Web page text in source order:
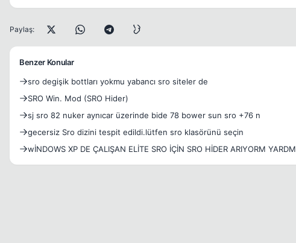
Paylaş:
Benzer Konular
sro degişik bottları yokmu yabancı sro siteler de
SRO Win. Mod (SRO Hider)
sj sro 82 nuker aynıcar üzerinde bide 78 bower sun sro +76 n
gecersiz Sro dizini tespit edildi.lütfen sro klasörünü seçin
wİNDOWS XP DE ÇALIŞAN ELİTE SRO İÇİN SRO HİDER ARIYORM YARDM